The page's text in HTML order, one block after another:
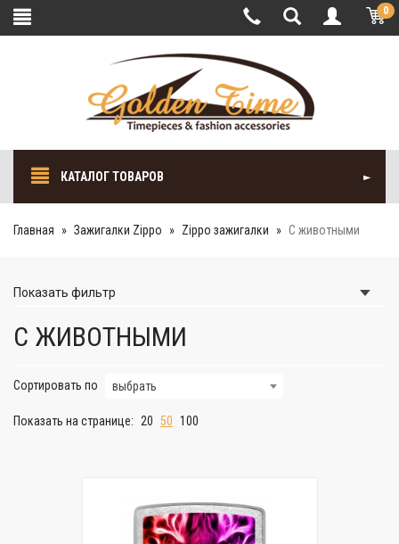
0
КАТАЛОГ ТОВАРОВ
Главная Зажигалки Zippo Zippo зажигалки С животными
Показать фильтр
С ЖИВОТНЫМИ
Сортировать по выбрать
Показать на странице: 20 50 100